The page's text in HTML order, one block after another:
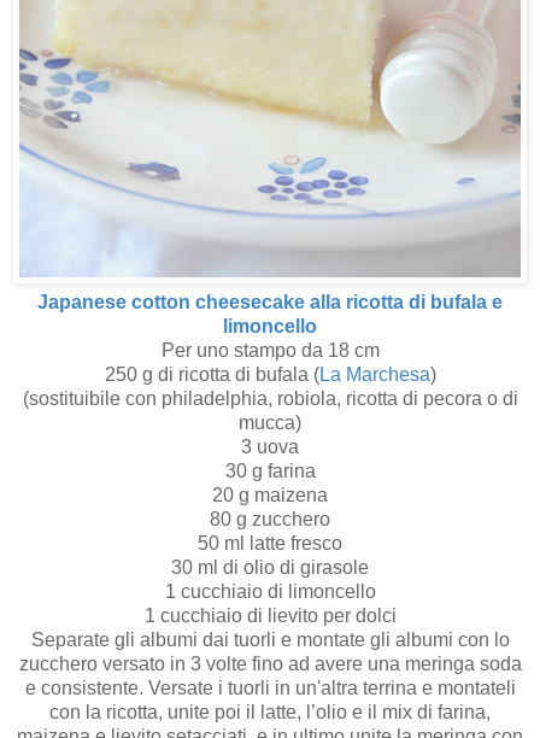
Japanese cotton cheesecake alla ricotta di bufala e
limoncello
Per uno stampo da 18 cm
250 g di ricotta di bufala (La Marchesa)
(sostituibile con philadelphia, robiola, ricotta di pecora o di
mucca)
3 uova
30 g farina
20 g maizena
80 g zucchero
50 ml latte fresco
30 ml di olio di girasole
1 cucchiaio di limoncello
1 cucchiaio di lievito per dolci
Separate gli albumi dai tuorli e montate gli albumi con lo
zucchero versato in 3 volte fino ad avere una meringa soda
e consistente. Versate i tuorli in un'altra terrina e montateli
con la ricotta, unite poi il latte, l’olio e il mix di farina,